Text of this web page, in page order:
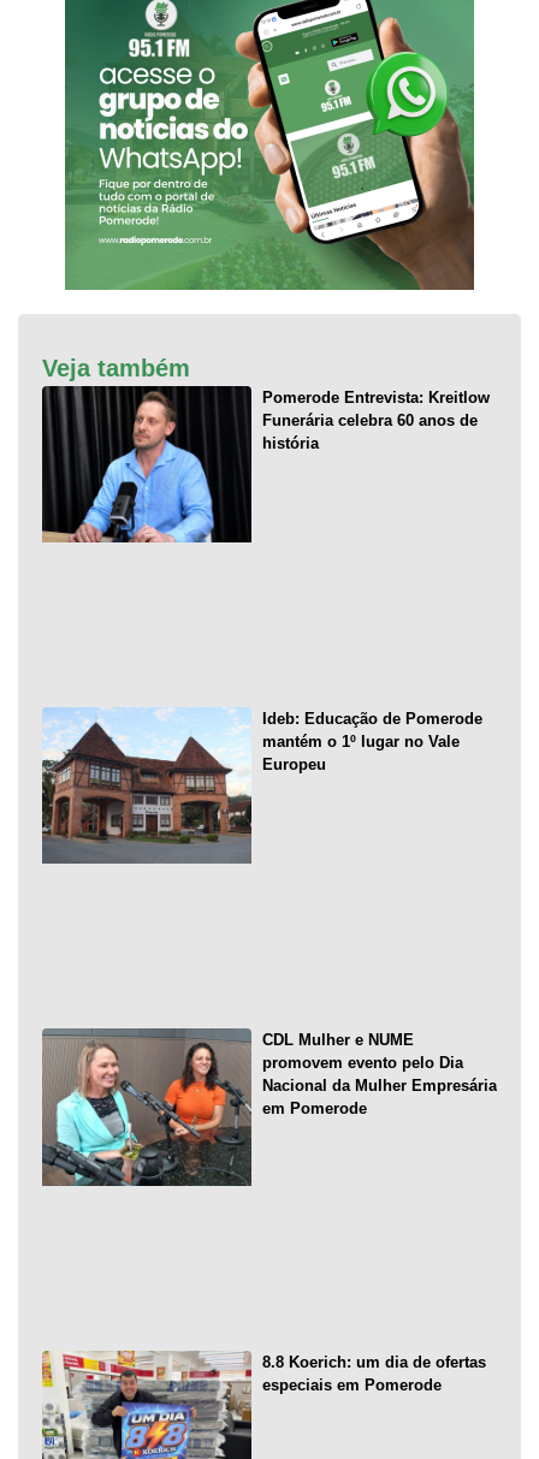
Veja também
Pomerode Entrevista: Kreitlow
Funerária celebra 60 anos de
história
Ideb: Educação de Pomerode
mantém o 1º lugar no Vale
Europeu
CDL Mulher e NUME
promovem evento pelo Dia
Nacional da Mulher Empresária
em Pomerode
8.8 Koerich: um dia de ofertas
especiais em Pomerode